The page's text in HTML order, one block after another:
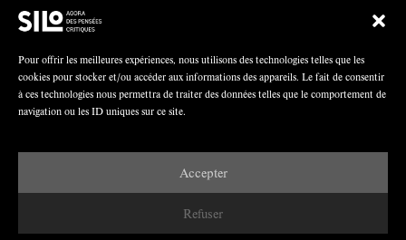
Pour offrir les meilleures expériences, nous utilisons des technologies telles que les
cookies pour stocker et/ou accéder aux informations des appareils. Le fait de consentir
à ces technologies nous permettra de traiter des données telles que le comportement de
navigation ou les ID uniques sur ce site.
Accepter
Refuser